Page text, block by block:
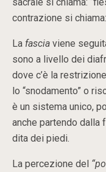
contrazione si
La fascia viene
sono a livello dei
dove c’è la
lo “snodamento” o
è un sistema unico,
anche partendo dalla
dita dei piedi.
La percezione del